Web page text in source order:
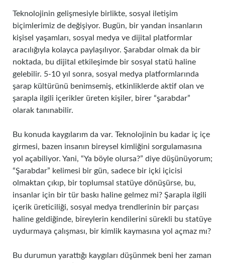
Teknolojinin gelişmesiyle birlikte, sosyal iletişim
biçimlerimiz de değişiyor. Bugün, bir yandan insanların
kişisel yaşamları, sosyal medya ve dijital platformlar
aracılığıyla kolayca paylaşılıyor. Şarabdar olmak da bir
noktada, bu dijital etkileşimde bir sosyal statü haline
gelebilir. 5-10 yıl sonra, sosyal medya platformlarında
şarap kültürünü benimsemiş, etkinliklerde aktif olan ve
şarapla ilgili içerikler üreten kişiler, birer “şarabdar”
olarak tanınabilir.
Bu konuda kaygılarım da var. Teknolojinin bu kadar iç içe
girmesi, bazen insanın bireysel kimliğini sorgulamasına
yol açabiliyor. Yani, “Ya böyle olursa?” diye düşünüyorum;
“Şarabdar” kelimesi bir gün, sadece bir içki içicisi
olmaktan çıkıp, bir toplumsal statüye dönüşürse, bu,
insanlar için bir tür baskı haline gelmez mi? Şarapla ilgili
içerik üreticiliği, sosyal medya trendlerinin bir parçası
haline geldiğinde, bireylerin kendilerini sürekli bu statüye
uydurmaya çalışması, bir kimlik kaymasına yol açmaz mı?
Bu durumun yarattığı kaygıları düşünmek beni her zaman